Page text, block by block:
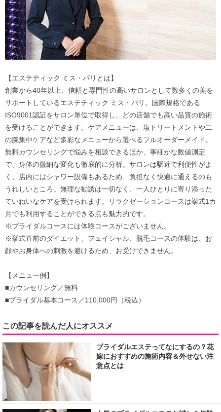
【エステティック ミス・パリとは】
創業から40年以上、信頼と専門性の高いサロンとして数多くの美を
サポートしているエステティック ミス・パリ。国際規格である
ISO9001認証をサロン単位で取得し、どの店舗でも高い品質の施術
を受けることができます。ケアメニューは、塩トリートメントや二
の腕集中ケアなど多彩なメニューから選べるフルオーダーメイド。
無料カウンセリングで悩みを相談できるほか、事細かな数値測定
で、身体の微細な変化も徹底的に分析。サロンは駅近で利便性がよ
く、店内にはシャワー設備もあるため、負担なく快適に通えるのも
うれしいところ。無理な勧誘は一切なく、一人ひとりに寄り添った
ていねいなケアを受けられます。リラクゼーションコースは挙式1カ
月でも利用することができる点も魅力的です。
※ブライダルコースには体験コースがございません。
※挙式直前のダイエット、フェイシャル、脱毛コースの体験は、お
顔やお身体への刺激を避けるため、お受けできません。
【メニュー例】
■カウンセリング／無料
■ブライダル基本コース／110,000円（税込）
この記事を読んだ人にオススメ
ブライダルエステってなにするの？花
嫁におすすめの施術内容＆外せない注
意点とは